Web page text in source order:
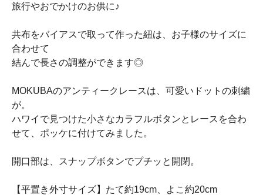
旅行やおでかけのお供に♪
共布をバイアスで取って作った紐は、お子様のサイズに
合わせて
結んで長さの調整ができます◎
MOKUBAのアンティークレースは、可愛いドットの刺繍
が。
ハワイで見つけた小さなカラフルボタンとレースを合わ
せて、ポッケに付けてみました。
開口部は、スナップボタンでプチッと開閉。
【平置き外寸サイズ】たて約19cm、よこ約20cm